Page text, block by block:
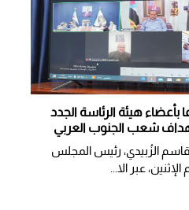
بأعضاء هيئة الرئاسة الجدد
شعب الجنوب العربي
الزُبيدي، رئيس المجلس
عبر الا...